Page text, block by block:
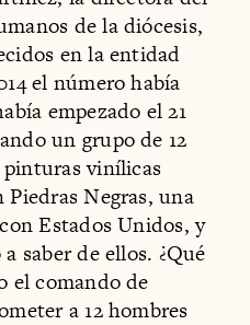
de la diócesis,
en la entidad
el número había
empezado el 21
un grupo de 12
vinílicas
Piedras Negras, una
Estados Unidos, y
saber de ellos. ¿Qué
el comando de
a 12 hombres